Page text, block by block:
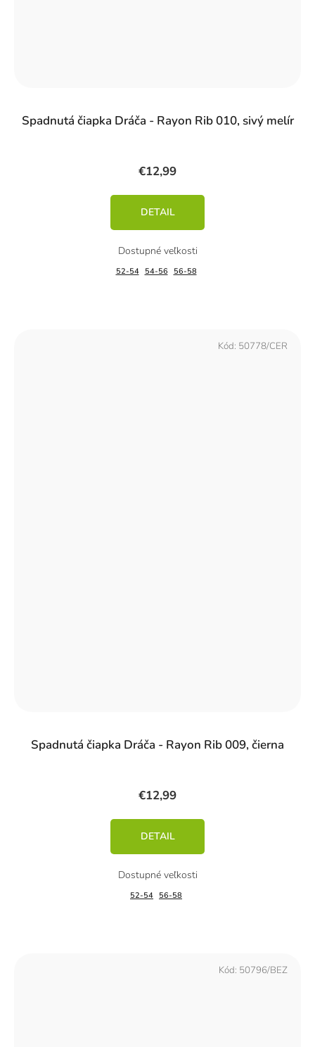
Spadnutá čiapka Dráča - Rayon Rib 010, sivý melír
€12,99
DETAIL
52-54 54-56 56-58
Spadnutá čiapka Dráča - Rayon Rib 009, čierna
€12,99
DETAIL
52-54 56-58
Kód: 50778/CER
Kód: 50796/BEZ